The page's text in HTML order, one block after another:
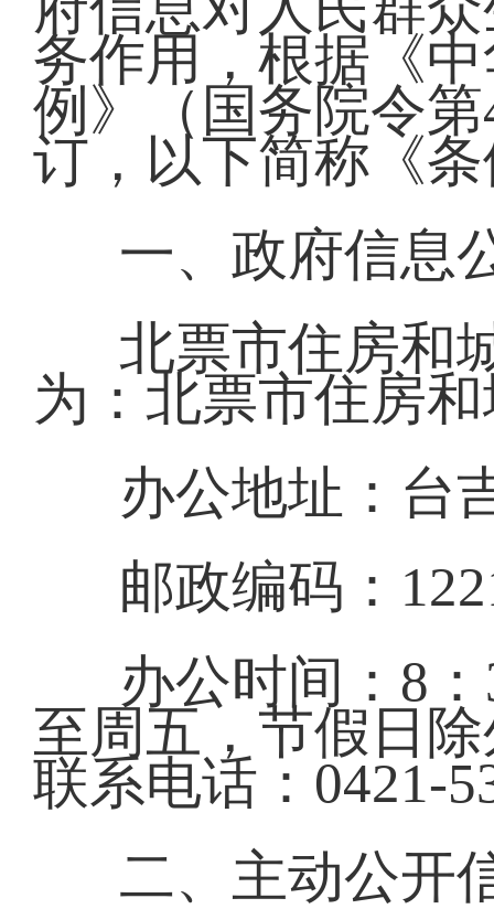
务作用，根据《
例》（国务院令
订，以下简称《
一、政府信息
北票市住房和
为：北票市住房
办公地址：台
邮政编码：
办公时间：8
至周五，节假日
联系电话：0421-
二、主动公开